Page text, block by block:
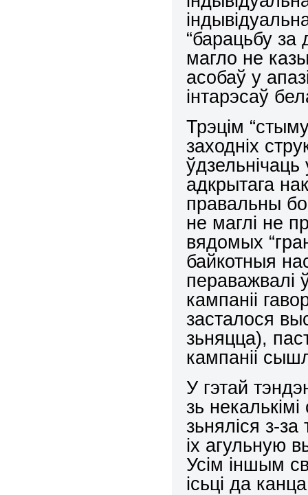
“барацьбу за
магло не
асобаў у
інтарэсаў
Трэцім
заходніх
адкрытага
правальны
не маглі не
вядомых
байкотныя
пераважвалі
кампаніі
засталося
зьняцца),
кампаніі
У гэтай
зь
зьняліся з-
іх агульную
Усім іншым
ісьці да